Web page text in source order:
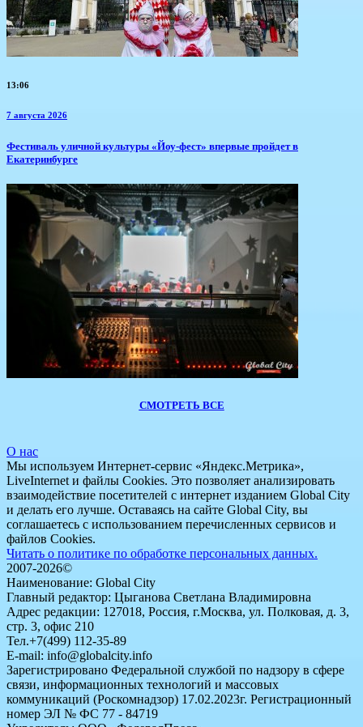
13:06
7 августа 2026
​Фестиваль уличной культуры «Йоу-фест» впервые пройдет в
Екатеринбурге
СМОТРЕТЬ ВСЕ
О нас
Мы используем Интернет-сервис «Яндекс.Метрика»,
LiveInternet и файлы Cookies. Это позволяет анализировать
взаимодействие посетителей с интернет изданием Global City
и делать его лучше. Оставаясь на сайте Global City, вы
соглашаетесь с использованием перечисленных сервисов и
файлов Cookies.
Читать о политике по обработке персональных данных.
2007-2026©
Наименование: Global City
Главный редактор: Цыганова Светлана Владимировна
Адрес редакции: 127018, Россия, г.Москва, ул. Полковая, д. 3,
стр. 3, офис 210
Тел.+7(499) 112-35-89
E-mail: info@globalcity.info
Зарегистрировано Федеральной службой по надзору в сфере
связи, информационных технологий и массовых
коммуникаций (Роскомнадзор) 17.02.2023г. Регистрационный
номер ЭЛ № ФС 77 - 84719